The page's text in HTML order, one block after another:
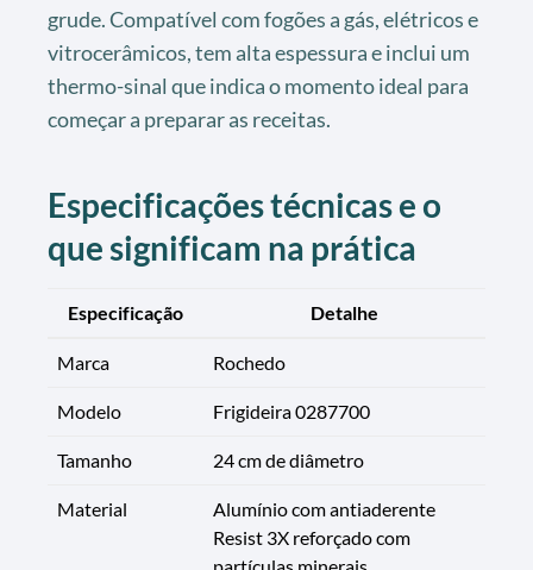
grude. Compatível com fogões a gás, elétricos e
vitrocerâmicos, tem alta espessura e inclui um
thermo-sinal que indica o momento ideal para
começar a preparar as receitas.
Especificações técnicas e o
que significam na prática
Especificação Detalhe
Marca Rochedo
Modelo Frigideira 0287700
Tamanho 24 cm de diâmetro
Material
Alumínio com antiaderente
Resist 3X reforçado com